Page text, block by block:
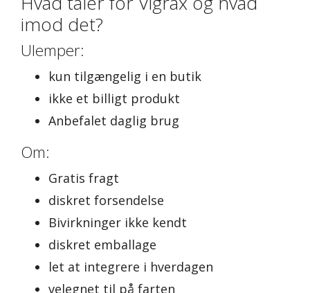
imod det?
Ulemper:
kun tilgængelig i en butik
ikke et billigt produkt
Anbefalet daglig brug
Om:
Gratis fragt
diskret forsendelse
Bivirkninger ikke kendt
diskret emballage
let at integrere i hverdagen
velegnet til på farten